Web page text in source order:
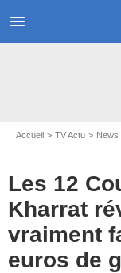
menu
Accueil TV Actu News
Les 12
Kharrat
vraiment
euros de